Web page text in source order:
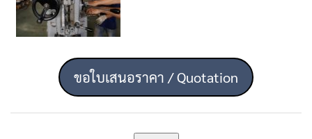
ขอใบเสนอราคา / Quotation